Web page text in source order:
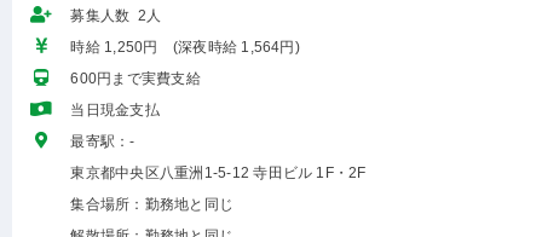
募集人数 2人
時給 1,250円 (深夜時給 1,564円)
600円まで実費支給
当日現金支払
最寄駅：-
東京都中央区八重洲1-5-12 寺田ビル 1F・2F
集合場所：勤務地と同じ